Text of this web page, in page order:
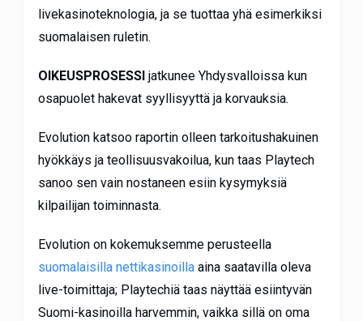
livekasinoteknologia, ja se tuottaa yhä esimerkiksi
suomalaisen ruletin.
OIKEUSPROSESSIjatkunee Yhdysvalloissa kun
osapuolet hakevat syyllisyyttä ja korvauksia.
Evolution katsoo raportin olleen tarkoitushakuinen
hyökkäys ja teollisuusvakoilua, kun taas Playtech
sanoo sen vain nostaneen esiin kysymyksiä
kilpailijan toiminnasta.
Evolution on kokemuksemme perusteella
suomalaisilla nettikasinoillaaina saatavilla oleva
live-toimittaja; Playtechiä taas näyttää esiintyvän
Suomi-kasinoilla harvemmin, vaikka sillä on oma